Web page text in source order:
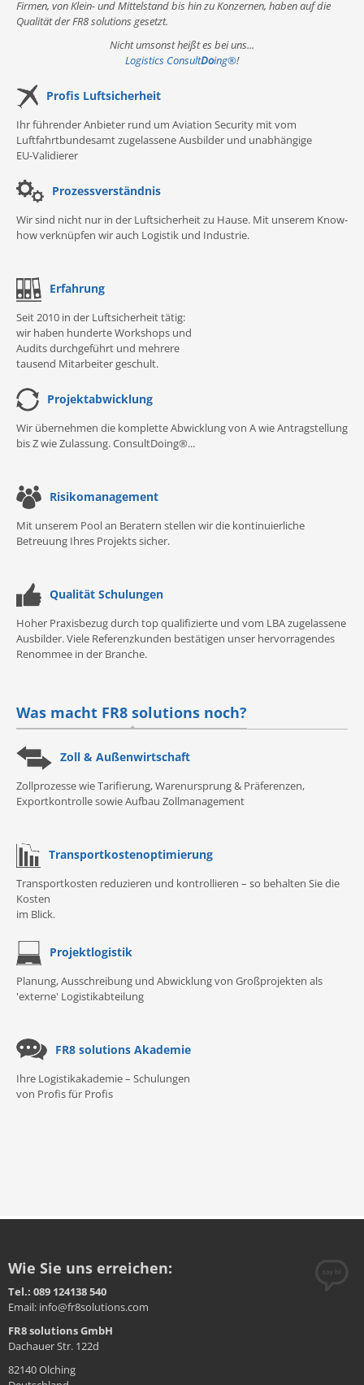
Firmen, von Klein- und Mittelstand bis hin zu Konzernen, haben auf die
Qualität der FR8 solutions gesetzt.
Nicht umsonst heißt es bei uns...
Logistics ConsultDoing®!
Profis Luftsicherheit
Ihr führender Anbieter rund um Aviation Security mit vom
Luftfahrtbundesamt zugelassene Ausbilder und unabhängige
EU-Validierer
Prozessverständnis
Wir sind nicht nur in der Luftsicherheit zu Hause. Mit unserem Know-
how verknüpfen wir auch Logistik und Industrie.
Erfahrung
Seit 2010 in der Luftsicherheit tätig:
wir haben hunderte Workshops und
Audits durchgeführt und mehrere
tausend Mitarbeiter geschult.
Projektabwicklung
Wir übernehmen die komplette Abwicklung von A wie Antragstellung
bis Z wie Zulassung. ConsultDoing®...
Risikomanagement
Mit unserem Pool an Beratern stellen wir die kontinuierliche
Betreuung Ihres Projekts sicher.
Qualität Schulungen
Hoher Praxisbezug durch top qualifizierte und vom LBA zugelassene
Ausbilder. Viele Referenzkunden bestätigen unser hervorragendes
Renommee in der Branche.
Was macht FR8 solutions noch?
Zoll & Außenwirtschaft
Zollprozesse wie Tarifierung, Warenursprung & Präferenzen,
Exportkontrolle sowie Aufbau Zollmanagement
Transportkostenoptimierung
Transportkosten reduzieren und kontrollieren – so behalten Sie die
Kosten
im Blick.
Projektlogistik
Planung, Ausschreibung und Abwicklung von Großprojekten als
'externe' Logistikabteilung
FR8 solutions Akademie
Ihre Logistikakademie – Schulungen
von Profis für Profis
Wie Sie uns erreichen:
Tel.: 089 124138 540
Email: info@fr8solutions.com
FR8 solutions GmbH
Dachauer Str. 122d
82140 Olching